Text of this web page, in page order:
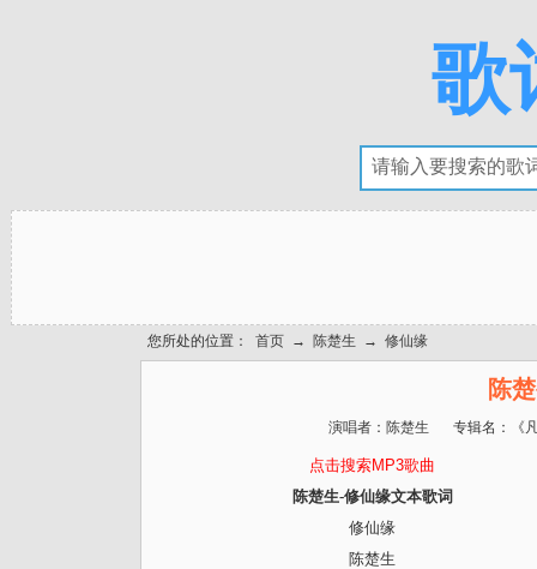
歌
您所处的位置： 首页 → 陈楚生 → 修仙缘
陈
演唱者： 陈楚生 专辑名： 《
点击搜索MP3歌曲
陈楚生-修仙缘文本歌词
修仙缘
陈楚生